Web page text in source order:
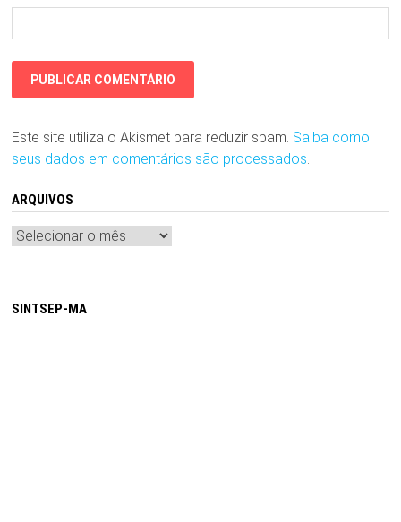
Este site utiliza o Akismet para reduzir spam. Saiba como
seus dados em comentários são processados.
ARQUIVOS
Arquivos
SINTSEP-MA